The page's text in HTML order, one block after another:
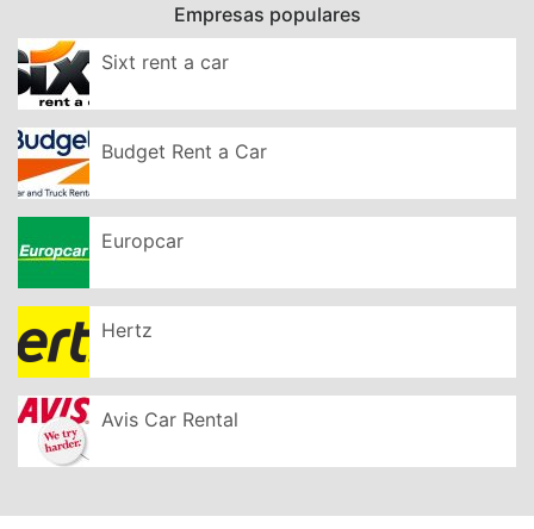
Empresas populares
Sixt rent a car
Budget Rent a Car
Europcar
Hertz
Avis Car Rental